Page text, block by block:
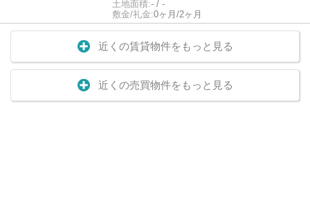
土地面積:- / -
敷金/礼金:0ヶ月/2ヶ月
近くの賃貸物件をもっと見る
近くの売買物件をもっと見る